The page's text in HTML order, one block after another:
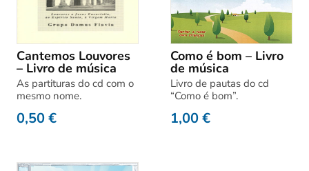
Cantemos Louvores
– Livro de música
As partituras do cd com o
mesmo nome.
0,50€
Como é bom – Livro
de música
Livro de pautas do cd
“Como é bom”.
1,00€